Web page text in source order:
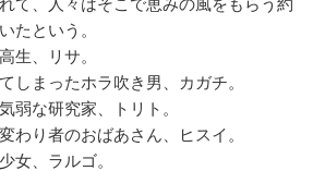
たという。
生、リサ。
しまったホラ吹き男、カガチ。
弱な研究家、トリト。
わり者のおばあさん、ヒスイ。
女、ラルゴ。